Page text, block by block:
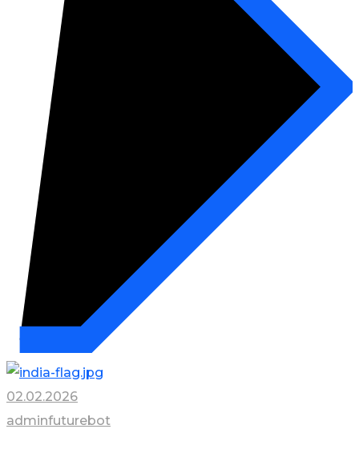
02.02.2026
adminfuturebot